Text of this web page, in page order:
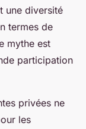
une diversité
termes de
mythe est
participation
privées ne
les